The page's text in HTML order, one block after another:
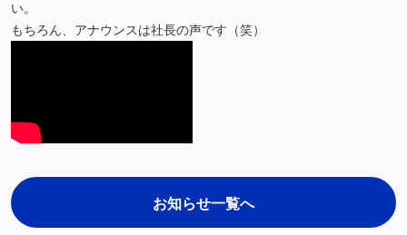
い。
もちろん、アナウンスは社長の声です（笑）
お知らせ一覧へ